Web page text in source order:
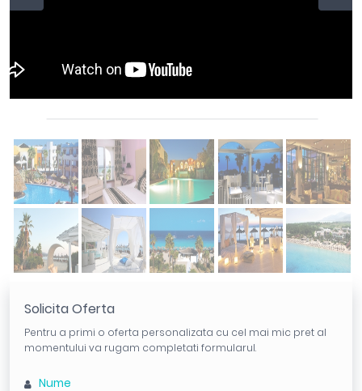
Solicita Oferta
Pentru a primi o oferta personalizata cu cel mai mic pret al
momentului va rugam completati formularul.